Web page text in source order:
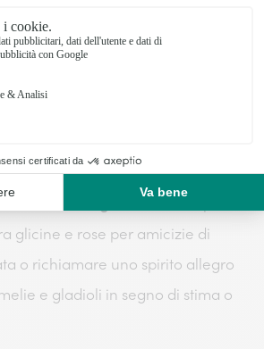
persona giovane defunta
riguardi un bambino oppure una
giovane è possibile scegliere tra
o collega defunta– è possibile
glicine e rose per amicizie di
o richiamare uno spirito allegro
e gladioli in segno di stima o